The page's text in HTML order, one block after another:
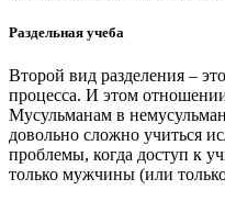
Раздельная учеба
Второй вид разделения –
процесса. И этом
Мусульманам в
довольно сложно учиться
проблемы, когда доступ к
только мужчины (или